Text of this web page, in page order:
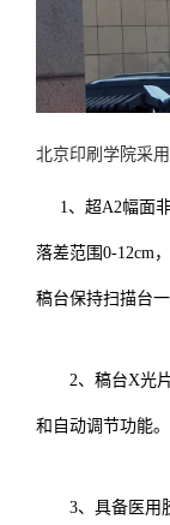
北京印刷学院采
1、超A2幅面非
落差范围0-12cm
稿台保持扫描台
2、稿台X光片
和自动调节功能。
3、具备医用胶